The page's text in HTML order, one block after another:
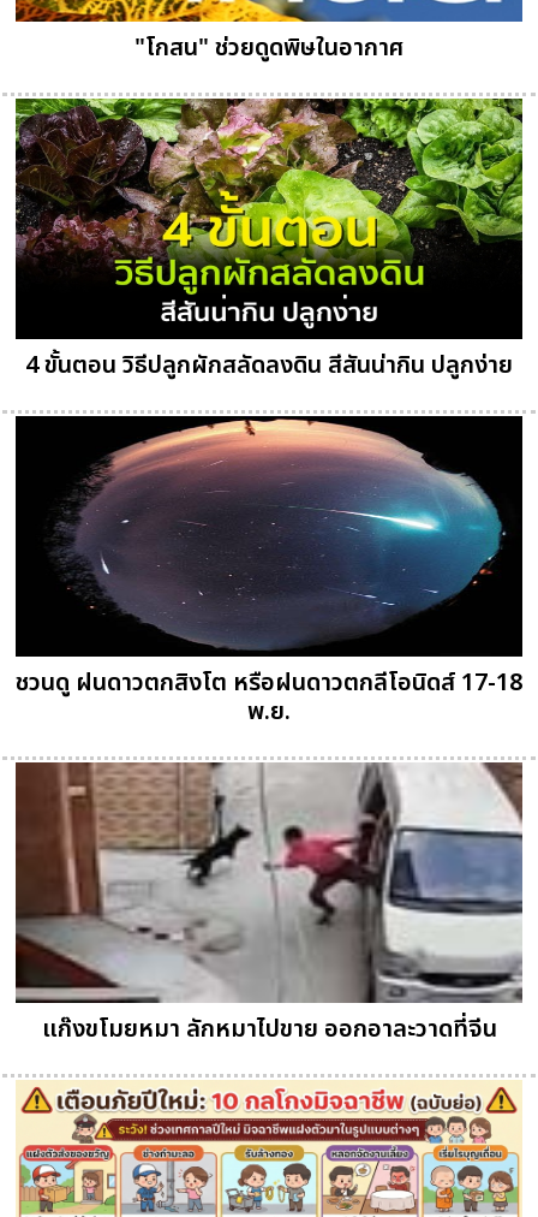
"โกสน" ช่วยดูดพิษในอากาศ
4 ขั้นตอน วิธีปลูกผักสลัดลงดิน สีสันน่ากิน ปลูกง่าย
ชวนดู ฝนดาวตกสิงโต หรือฝนดาวตกลีโอนิดส์ 17-18
พ.ย.
แก๊งขโมยหมา ลักหมาไปขาย ออกอาละวาดที่จีน